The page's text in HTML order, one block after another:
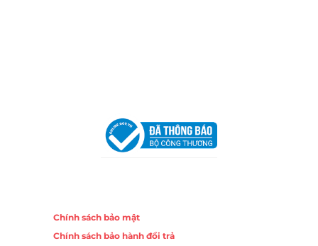
Chính sách bảo mật
Chính sách bảo hành đổi trả